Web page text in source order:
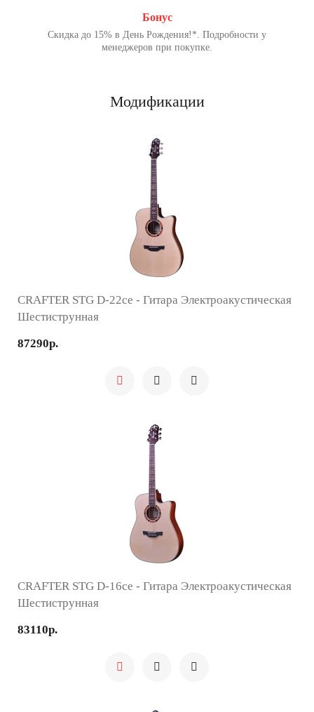
Бонус
Скидка до 15% в День Рождения!*. Подробности у
менеджеров при покупке.
Модификации
CRAFTER STG D-22ce - Гитара Электроакустическая
Шестиструнная
87290р.
CRAFTER STG D-16ce - Гитара Электроакустическая
Шестиструнная
83110р.